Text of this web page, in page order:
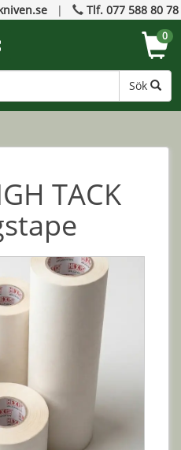
| Tlf. 077 588 80 78
Sök
0
TACK